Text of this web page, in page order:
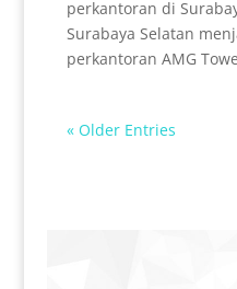
perkantoran di
Surabaya Selatan
perkantoran AMG
« Older Entries